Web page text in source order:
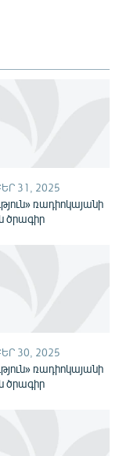
31, 2025
ռադիոկայանի
ծրագիր
30, 2025
ռադիոկայանի
ծրագիր